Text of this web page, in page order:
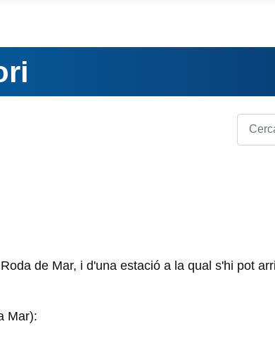
Cerca
de Mar, i d'una estació a la qual s'hi pot
Mar):